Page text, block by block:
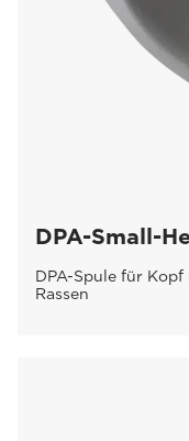
DPA-Small-
DPA-Spule für
Rassen